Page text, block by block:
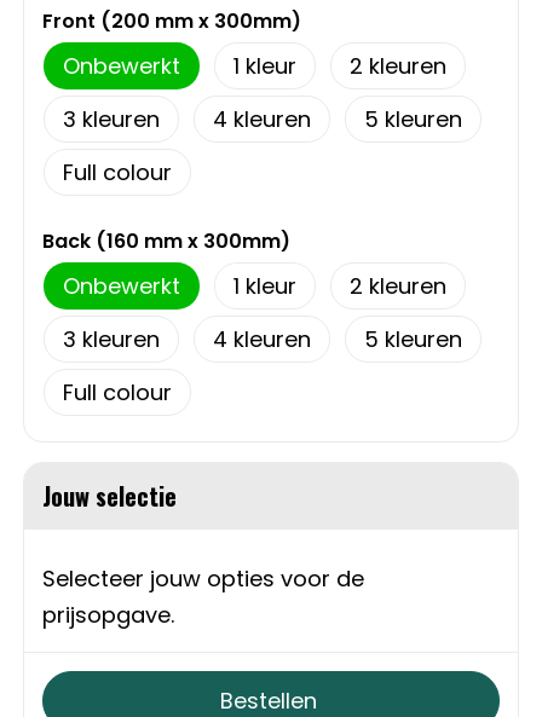
Sweaters
T-Shirts
Vesten
Schoenen
Gilets
Matrozentassen
Opbergtassen
Opvouwbare tassen
Papieren tassen
Picknicktassen en manden
Reistassen
Rugzakken
Sporttassen
Strandtassen
Front (200 mm x 300mm)
Onbewerkt 1
2
3
4
5
Full colour
Back (160 mm x 300mm)
Onbewerkt 1
2
3
4
5
Full colour
Jouw selectie
Selecteer jouw opties voor de
prijsopgave.
Bestellen